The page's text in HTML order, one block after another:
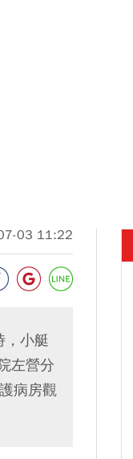
03 11:22
，小艇
左營分
病房觀